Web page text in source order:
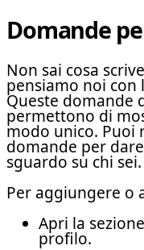
Domande
Non sai cosa
pensiamo noi con
Queste domande
permettono di
modo unico. Puoi
domande per
sguardo su chi sei.
Per aggiungere o
Apri la sezione
profilo.